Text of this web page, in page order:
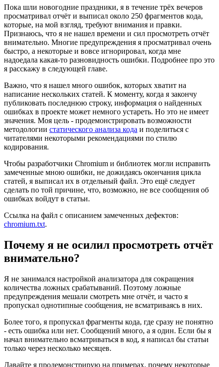
Пока шли новогодние праздники, я в течение трёх вечеров
просматривал отчёт и выписал около 250 фрагментов кода,
которые, на мой взгляд, требуют внимания и правки.
Признаюсь, что я не нашел времени и сил просмотреть отчёт
внимательно. Многие предупреждения я просматривал очень
быстро, а некоторые и вовсе игнорировал, когда мне
надоедала какая-то разновидность ошибки. Подробнее про это
я расскажу в следующей главе.
Важно, что я нашел много ошибок, которых хватит на
написание нескольких статей. К моменту, когда я закончу
публиковать последнюю строку, информация о найденных
ошибках в проекте может немного устареть. Но это не имеет
значения. Моя цель - продемонстрировать возможности
методологии статического анализа кода и поделиться с
читателями некоторыми рекомендациями по стилю
кодирования.
Чтобы разработчики Chromium и библиотек могли исправить
замеченные мною ошибки, не дожидаясь окончания цикла
статей, я выписал их в отдельный файл. Это ещё следует
сделать по той причине, что, возможно, не все сообщения об
ошибках войдут в статьи.
Ссылка на файл с описанием замеченных дефектов:
chromium.txt.
Почему я не осилил просмотреть отчёт
внимательно?
Я не занимался настройкой анализатора для сокращения
количества ложных срабатываний. Поэтому ложные
предупреждения мешали смотреть мне отчёт, и часто я
пропускал однотипные сообщения, не всматриваясь в них.
Более того, я пропускал фрагменты кода, где сразу не понятно
- есть ошибка или нет. Сообщений много, а я один. Если бы я
начал внимательно всматриваться в код, я написал бы статьи
только через несколько месяцев.
Давайте я продемонстрирую на примерах, почему некоторые